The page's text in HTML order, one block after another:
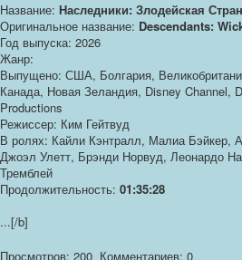
Название: Наследники: Злодейская
Оригинальное название: Descendants:
Год выпуска: 2026
Жанр:
Выпущено: США, Болгария,
Канада, Новая Зеландия, Disney Channel,
Productions
Режиссер: Ким Гейтвуд
В ролях: Кайли Кэнтралл, Малиа Бэйкер,
Джоэл Улетт, Брэнди Норвуд, Леонардо
Тремблей
Продолжительность: 01:35:28
...[/b]
Просмотров: 200 Комментариев: 0